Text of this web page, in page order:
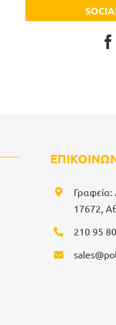
Γραφεία:
17672,
210 95